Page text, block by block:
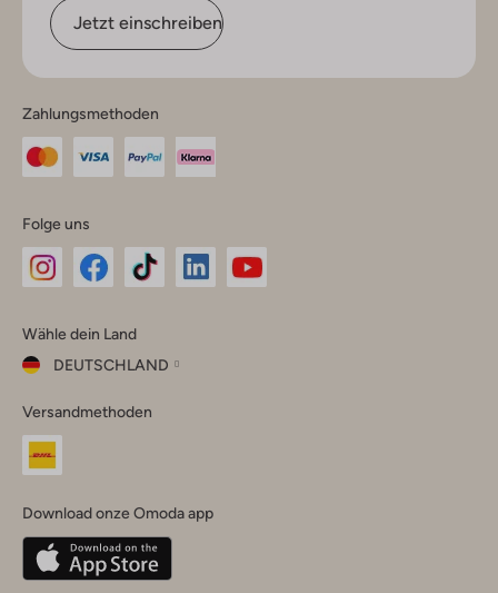
Jetzt einschreiben
Zahlungsmethoden
Folge uns
Instagram
Facebook
TikTok
Wähle dein Land
DEUTSCHLAND
dein
Land
Belgique(Français)
Deutschland
Versandmethoden
Download onze Omoda app